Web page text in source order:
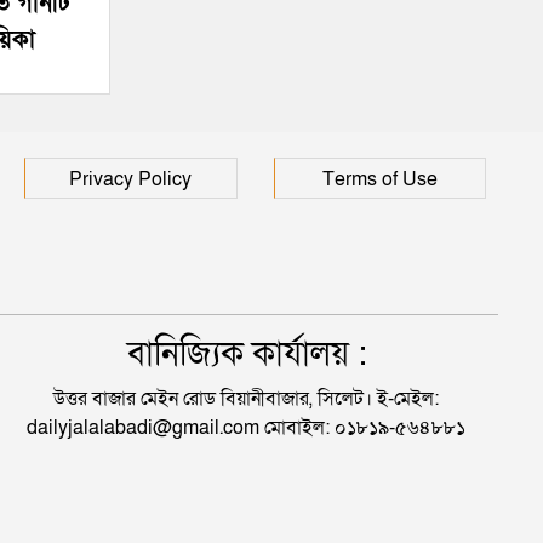
Privacy Policy Terms of Use
বানিজ্যিক কার্যালয় :
উত্তর বাজার মেইন রোড বিয়ানীবাজার, সিলেট। ই-মেইল:
dailyjalalabadi@gmail.com মোবাইল: ০১৮১৯-৫৬৪৮৮১